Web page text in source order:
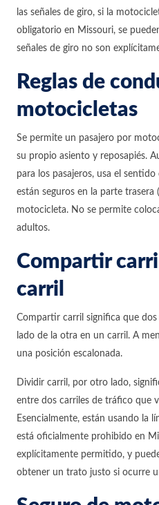
las señales de giro, si la
obligatorio en Missouri, se
señales de giro no son
Reglas de
motocicletas
Se permite un pasajero por
su propio asiento y reposapiés.
para los pasajeros, usa el
están seguros en la parte trasera
motocicleta. No se permite
adultos.
Compartir
carril
Compartir carril significa que
lado de la otra en un carril. A
una posición escalonada.
Dividir carril, por otro lado,
entre dos carriles de tráfico que
Esencialmente, están usando la
está oficialmente prohibido en
explícitamente permitido, y
obtener un trato justo si ocurre